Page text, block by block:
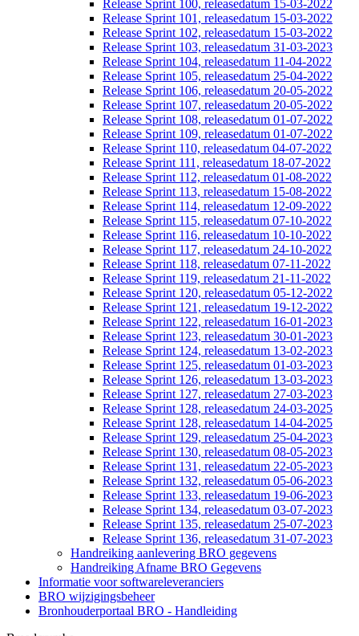
Release Sprint 100, releasedatum 15-03-2022
Release Sprint 101, releasedatum 15-03-2022
Release Sprint 102, releasedatum 15-03-2022
Release Sprint 103, releasedatum 31-03-2023
Release Sprint 104, releasedatum 11-04-2022
Release Sprint 105, releasedatum 25-04-2022
Release Sprint 106, releasedatum 20-05-2022
Release Sprint 107, releasedatum 20-05-2022
Release Sprint 108, releasedatum 01-07-2022
Release Sprint 109, releasedatum 01-07-2022
Release Sprint 110, releasedatum 04-07-2022
Release Sprint 111, releasedatum 18-07-2022
Release Sprint 112, releasedatum 01-08-2022
Release Sprint 113, releasedatum 15-08-2022
Release Sprint 114, releasedatum 12-09-2022
Release Sprint 115, releasedatum 07-10-2022
Release Sprint 116, releasedatum 10-10-2022
Release Sprint 117, releasedatum 24-10-2022
Release Sprint 118, releasedatum 07-11-2022
Release Sprint 119, releasedatum 21-11-2022
Release Sprint 120, releasedatum 05-12-2022
Release Sprint 121, releasedatum 19-12-2022
Release Sprint 122, releasedatum 16-01-2023
Release Sprint 123, releasedatum 30-01-2023
Release Sprint 124, releasedatum 13-02-2023
Release Sprint 125, releasedatum 01-03-2023
Release Sprint 126, releasedatum 13-03-2023
Release Sprint 127, releasedatum 27-03-2023
Release Sprint 128, releasedatum 24-03-2025
Release Sprint 128, releasedatum 14-04-2025
Release Sprint 129, releasedatum 25-04-2023
Release Sprint 130, releasedatum 08-05-2023
Release Sprint 131, releasedatum 22-05-2023
Release Sprint 132, releasedatum 05-06-2023
Release Sprint 133, releasedatum 19-06-2023
Release Sprint 134, releasedatum 03-07-2023
Release Sprint 135, releasedatum 25-07-2023
Release Sprint 136, releasedatum 31-07-2023
Handreiking aanlevering BRO gegevens
Handreiking Afname BRO Gegevens
Informatie voor softwareleveranciers
BRO wijzigingsbeheer
Bronhouderportaal BRO - Handleiding